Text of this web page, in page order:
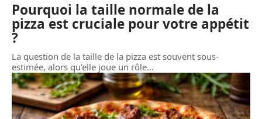
Pourquoi la taille normale de la
pizza est cruciale pour votre appétit
?
La question de la taille de la pizza est souvent sous-
estimée, alors qu'elle joue un rôle…